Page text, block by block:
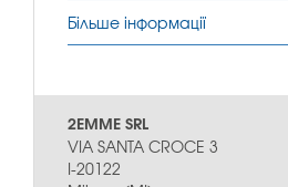
Більше інформації
2EMME SRL
VIA SANTA CROCE 3
I-20122